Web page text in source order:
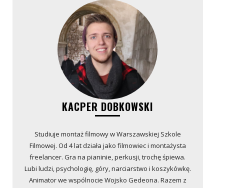
KACPER DOBKOWSKI
Studiuje montaż filmowy w Warszawskiej Szkole
Filmowej. Od 4 lat działa jako filmowiec i montażysta
freelancer. Gra na pianinie, perkusji, trochę śpiewa.
Lubi ludzi, psychologię, góry, narciarstwo i koszykówkę.
Animator we wspólnocie Wojsko Gedeona. Razem z